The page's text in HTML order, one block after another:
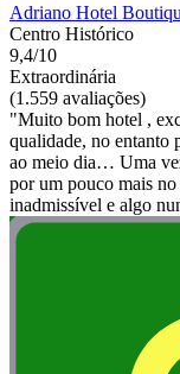
Adriano Hotel
Centro Histórico
9,4/10
Extraordinária
(1.559 avaliações)
"Muito bom hotel ,
qualidade, no entanto
ao meio dia… Uma
por um pouco mais
inadmissível e algo